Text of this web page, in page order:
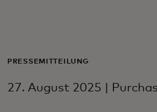
Für Unternehmen
PRESSEMITTEILUNG
27. August 2025 |